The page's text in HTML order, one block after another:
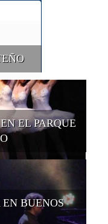
EL PARQUE
BUENOS